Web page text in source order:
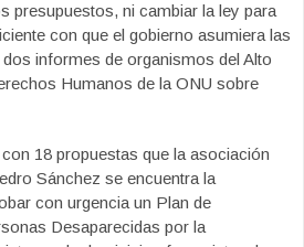
presupuestos, ni cambiar la ley para
con que el gobierno asumiera las
informes de organismos del Alto
Humanos de la ONU sobre
18 propuestas que la asociación
Sánchez se encuentra la
con urgencia un Plan de
Desaparecidas por la